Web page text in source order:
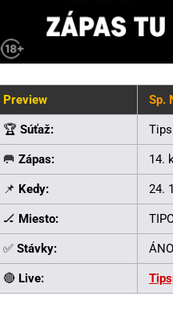
Preview Sp.
🏆 Súťaž:
🥅 Zápas: 14.
📌 Kedy: 24.
🏒 Miesto:
✅ Stávky:
🔴 Live: